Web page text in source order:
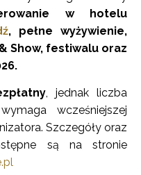
w hotelu
, pełne wyżywienie,
Show, festiwalu oraz
, jednak liczba
wcześniejszej
Szczegóły oraz
są na stronie